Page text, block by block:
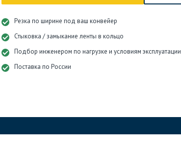
Резка по ширине под ваш конвейер
Стыковка / замыкание ленты в кольцо
Подбор инженером по нагрузке и условиям эксплуатации
Поставка по России